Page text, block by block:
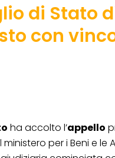
di Stato
con
ha accolto l’appello
per i Beni e le